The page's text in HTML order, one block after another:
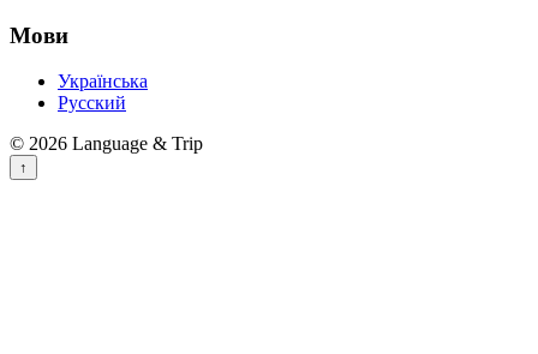
Мови
Українська
Русский
© 2026 Language & Trip
↑